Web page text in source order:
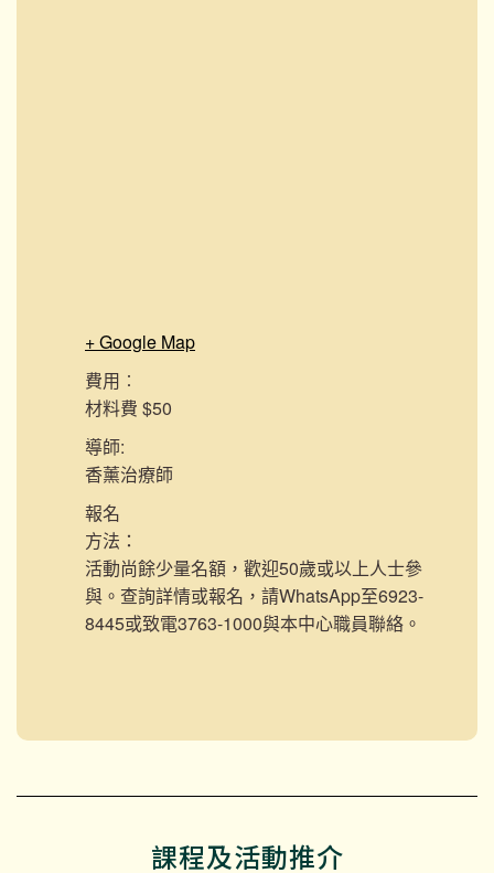
+ Google Map
費用︰
材料費 $50
導師:
香薰治療師
報名
方法：
活動尚餘少量名額，歡迎50歲或以上人士參
與。查詢詳情或報名，請WhatsApp至6923-
8445或致電3763-1000與本中心職員聯絡。
課程及活動推介